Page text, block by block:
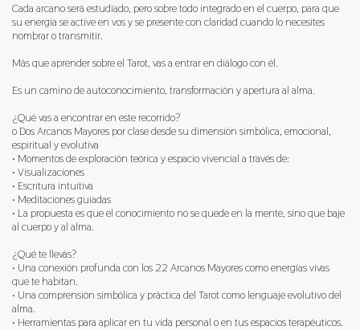
Cada arcano será estudiado, pero sobre todo integrado en el cuerpo, para que
su energía se active en vos y se presente con claridad cuando lo necesites
nombrar o transmitir.
Más que aprender sobre el Tarot, vas a entrar en diálogo con él.
Es un camino de autoconocimiento, transformación y apertura al alma.
¿Qué vas a encontrar en este recorrido?
o Dos Arcanos Mayores por clase desde su dimensión simbólica, emocional,
espiritual y evolutiva
• Momentos de exploración teórica y espacio vivencial a través de:
• Visualizaciones
• Escritura intuitiva
• Meditaciones guiadas
• La propuesta es que el conocimiento no se quede en la mente, sino que baje
al cuerpo y al alma.
¿Qué te llevás?
• Una conexión profunda con los 22 Arcanos Mayores como energías vivas
que te habitan.
• Una comprensión simbólica y práctica del Tarot como lenguaje evolutivo del
alma.
• Herramientas para aplicar en tu vida personal o en tus espacios terapéuticos.